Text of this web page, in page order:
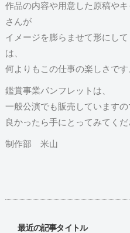
作品の内容や用意した原稿や
さんが
イメージを膨らませて形にし
は、
何よりもこの仕事の楽しさです
鑑賞事業パンフレットは、
一般公演でも販売していますの
良かったら手にとってみてくだ
制作部 米山
最近の記事タイトル